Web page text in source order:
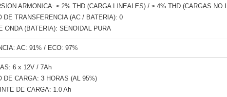
ARMONICA: ≤ 2% THD (CARGA LINEALES) / ≥ 4% THD (CARGAS NO
DE TRANSFERENCIA (AC / BATERIA): 0
ONDA (BATERIA): SENOIDAL PURA
AC: 91% / ECO: 97%
6 x 12V / 7Ah
DE CARGA: 3 HORAS (AL 95%)
DE CARGA: 1.0 Ah